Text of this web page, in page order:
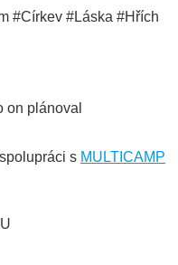
#Církev #Láska #Hřích
on plánoval
s MULTICAMP